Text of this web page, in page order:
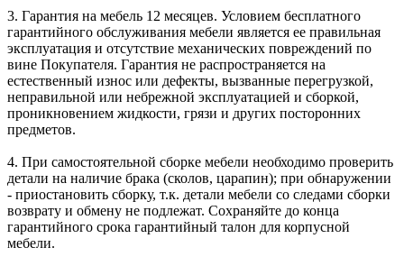
3. Гарантия на мебель 12 месяцев. Условием бесплатного
гарантийного обслуживания мебели является ее правильная
эксплуатация и отсутствие механических повреждений по
вине Покупателя. Гарантия не распространяется на
естественный износ или дефекты, вызванные перегрузкой,
неправильной или небрежной эксплуатацией и сборкой,
проникновением жидкости, грязи и других посторонних
предметов.
4. При самостоятельной сборке мебели необходимо проверить
детали на наличие брака (сколов, царапин); при обнаружении
- приостановить сборку, т.к. детали мебели со следами сборки
возврату и обмену не подлежат. Сохраняйте до конца
гарантийного срока гарантийный талон для корпусной
мебели.